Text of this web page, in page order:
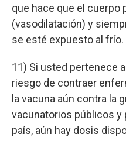
que hace que el cuerpo
(vasodilatación) y
se esté expuesto al frío.
11) Si usted pertenece
riesgo de contraer
la vacuna aún contra la
vacunatorios públicos y
país, aún hay dosis